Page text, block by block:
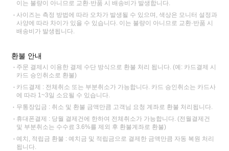
이는 불량이 아니므로 교환·반품 시 배송비가 발생합니다.
사이즈는 측정 방법에 따라 오차가 발생될 수 있으며, 색상은 모니터 설정과
사양에 따라 차이가 있을 수 있습니다. 이는 불량이 아니므로 교환·반품 시
배송비가 발생됩니다.
환불 안내
주문 결제시 이용한 결제 수단 방식으로 환불 처리 됩니다. (예: 카드결제 시
카드 승인취소로 환불)
카드결제 : 전체취소 또는 부분취소가 가능합니다. 카드 승인취소는 카드사
에 따라 1~3일 소요될 수 있습니다.
무통장입금 : 취소 및 환불 금액만큼 고객님 요청 계좌로 환불 처리됩니다.
휴대폰결제 : 당월 결제건에 한하여 전체취소가 가능합니다. (전월결제건
및 부분취소는 수수료 3.6%를 제외 후 환불계좌로 환불)
예치, 적립금 환불 : 예치금 및 적립금으로 결제한 금액만큼 자동 복원 처리
됩니다.